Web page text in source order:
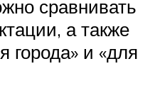
сравнивать
а также
города» и «для